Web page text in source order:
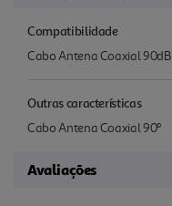
Compatibilidade
Cabo Antena Coaxial 90dB
Outras características
Cabo Antena Coaxial 90º
Avaliações